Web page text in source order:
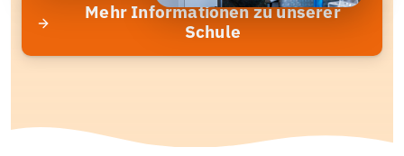
Mehr Informationen zu unserer
Schule